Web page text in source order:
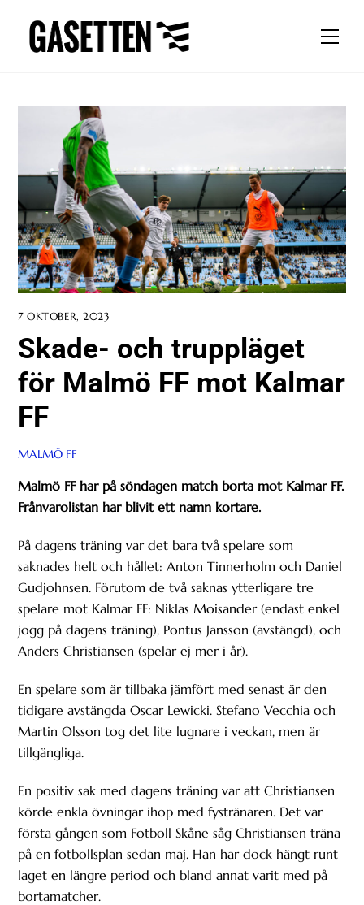
content
7 OKTOBER, 2023
Skade- och truppläget
för Malmö FF mot Kalmar
FF
MALMÖ FF
Malmö FF har på söndagen match borta mot Kalmar FF.
Frånvarolistan har blivit ett namn kortare.
På dagens träning var det bara två spelare som
saknades helt och hållet: Anton Tinnerholm och Daniel
Gudjohnsen. Förutom de två saknas ytterligare tre
spelare mot Kalmar FF: Niklas Moisander (endast enkel
jogg på dagens träning), Pontus Jansson (avstängd), och
Anders Christiansen (spelar ej mer i år).
En spelare som är tillbaka jämfört med senast är den
tidigare avstängda Oscar Lewicki. Stefano Vecchia och
Martin Olsson tog det lite lugnare i veckan, men är
tillgängliga.
En positiv sak med dagens träning var att Christiansen
körde enkla övningar ihop med fystränaren. Det var
första gången som Fotboll Skåne såg Christiansen träna
på en fotbollsplan sedan maj. Han har dock hängt runt
laget en längre period och bland annat varit med på
bortamatcher.